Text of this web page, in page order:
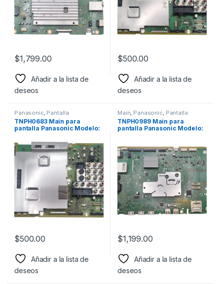
$1,799.00
Añadir a la lista de
deseos
$500.00
Añadir a la lista de
deseos
Panasonic Pantalla
TNPH0683 Main para
pantalla Panasonic Modelo:
$500.00
Añadir a la lista de
deseos
Main Panasonic Pantalla
TNPH0989 Main para
pantalla Panasonic Modelo:
$1,199.00
Añadir a la lista de
deseos